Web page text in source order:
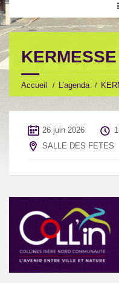
Accueil L’agenda
26 juin 2026
SALLE DES FETES